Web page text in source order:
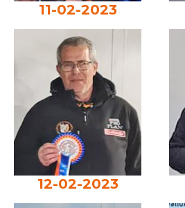
11-02-2023
12-02-2023